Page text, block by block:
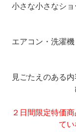
小さな小さなシ
エアコン・洗濯
見ごたえのある
２日間限定特価
てい